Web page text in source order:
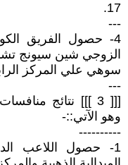
17.
---
4- حصول الفريق
الزوجي شين سيونج
سوهي علي المركز
---
[[[ 3 ]]] نتائج
وهو الآتي::-
----------
1- حصول اللاعب